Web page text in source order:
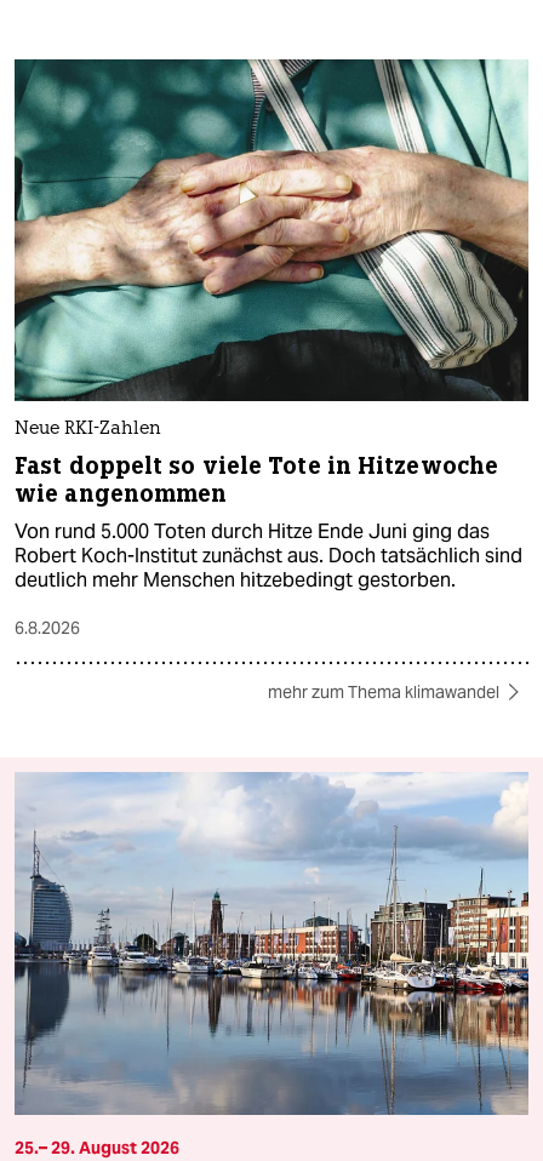
Neue RKI-Zahlen
Fast doppelt so viele Tote in Hitzewoche
wie angenommen
Von rund 5.000 Toten durch Hitze Ende Juni ging das
Robert Koch-Institut zunächst aus. Doch tatsächlich sind
deutlich mehr Menschen hitzebedingt gestorben.
6.8.2026
mehr zum Thema klimawandel
25.– 29. August 2026